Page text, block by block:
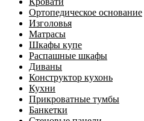
Ортопедическое основание
Изголовья
Матрасы
Шкафы купе
Распашные шкафы
Диваны
Конструктор кухонь
Кухни
Прикроватные тумбы
Банкетки